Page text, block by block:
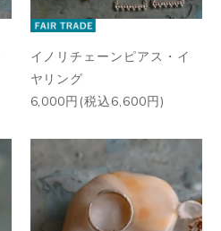
イノリチェーンピアス・イ
ヤリング
6,000円(税込6,600円)